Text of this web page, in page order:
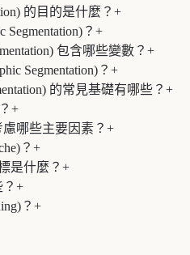
的目的是什麼？ +
？ +
包含哪些變數？ +
Segmentation)？ +
的常見基礎有哪些？ +
+
哪些主要因素？ +
？ +
是什麼？ +
+
？ +